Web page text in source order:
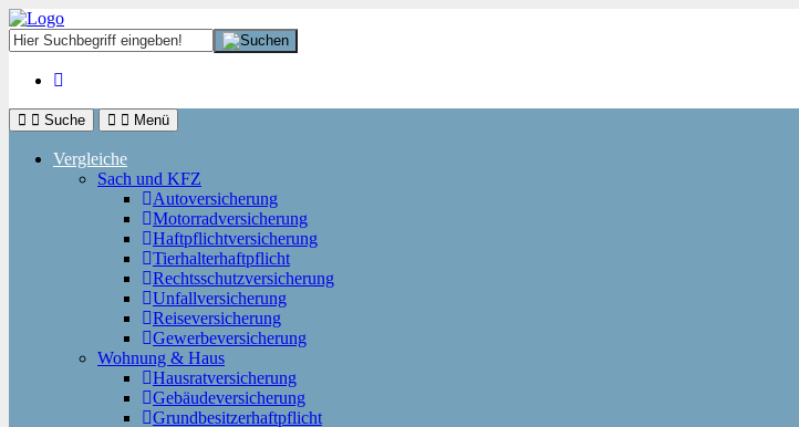
Suche Menü
Vergleiche
Sach und KFZ
Autoversicherung
Motorradversicherung
Haftpflichtversicherung
Tierhalterhaftpflicht
Rechtsschutzversicherung
Unfallversicherung
Reiseversicherung
Gewerbeversicherung
Wohnung & Haus
Hausratversicherung
Gebäudeversicherung
Grundbesitzerhaftpflicht